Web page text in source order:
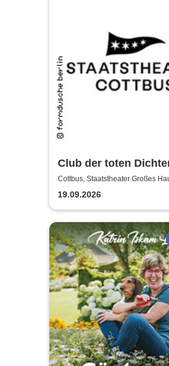
Club der toten
Staatstheater
Cottbus, Staatstheater Großes
19.09.2026